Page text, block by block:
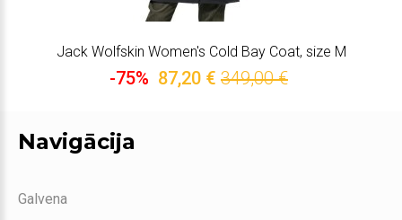
Jack Wolfskin Women's Cold Bay Coat, size M
-75% 87,20 € 349,00 €
Navigācija
Galvena